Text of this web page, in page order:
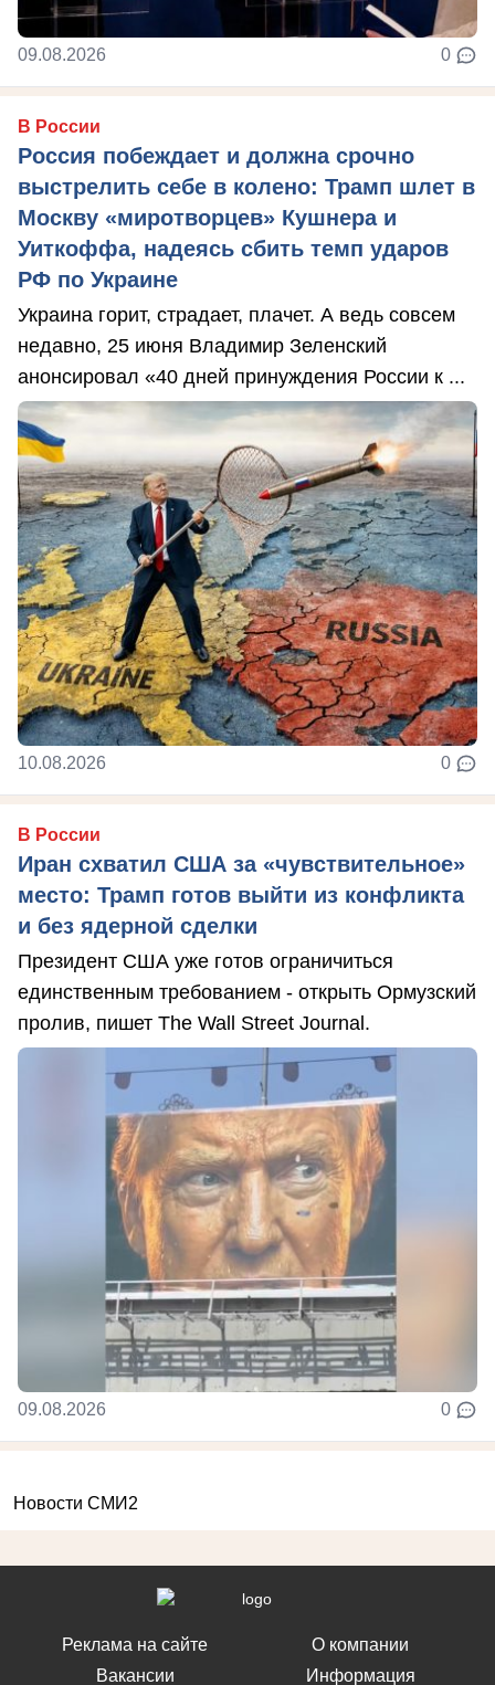
09.08.2026 0
В России
Россия побеждает и должна срочно
выстрелить себе в колено: Трамп шлет в
Москву «миротворцев» Кушнера и
Уиткоффа, надеясь сбить темп ударов
РФ по Украине
Украина горит, страдает, плачет. А ведь совсем
недавно, 25 июня Владимир Зеленский
анонсировал «40 дней принуждения России к ...
10.08.2026 0
В России
Иран схватил США за «чувствительное»
место: Трамп готов выйти из конфликта
и без ядерной сделки
Президент США уже готов ограничиться
единственным требованием - открыть Ормузский
пролив, пишет The Wall Street Journal.
09.08.2026 0
Новости СМИ2
Реклама на сайте
Вакансии
О компании
Информация